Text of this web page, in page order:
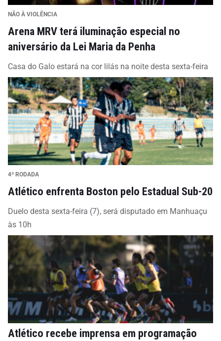
NÃO À VIOLÊNCIA
Arena MRV terá iluminação especial no
aniversário da Lei Maria da Penha
Casa do Galo estará na cor lilás na noite desta sexta-feira
4ª RODADA
Atlético enfrenta Boston pelo Estadual Sub-20
Duelo desta sexta-feira (7), será disputado em Manhuaçu
às 10h
Atlético recebe imprensa em programação